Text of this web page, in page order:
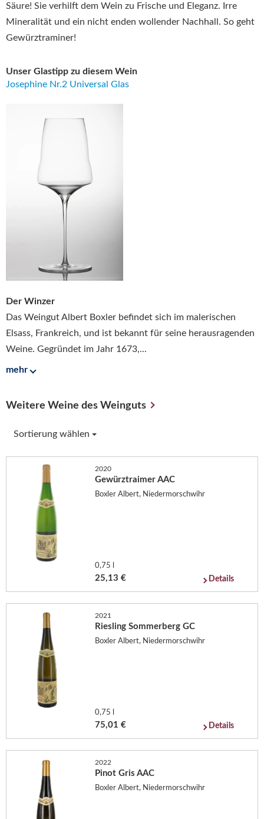
Säure! Sie verhilft dem Wein zu Frische und Eleganz. Irre
Mineralität und ein nicht enden wollender Nachhall. So geht
Gewürztraminer!
Unser Glastipp zu diesem Wein
Josephine Nr.2 Universal Glas
Der Winzer
Das Weingut Albert Boxler befindet sich im malerischen
Elsass, Frankreich, und ist bekannt für seine herausragenden
Weine. Gegründet im Jahr 1673,...
mehr
Weitere Weine des Weinguts
Sortierung wählen
2020
Gewürztraimer AAC
Boxler Albert, Niedermorschwihr
0,75 l
25,13 € Details
2021
Riesling Sommerberg GC
Boxler Albert, Niedermorschwihr
0,75 l
75,01 € Details
2022
Pinot Gris AAC
Boxler Albert, Niedermorschwihr